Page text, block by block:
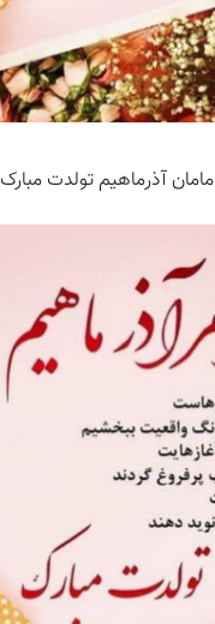
مامان آذرماهیم تولدت مبارک